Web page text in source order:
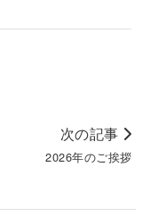
次の記事
2026年のご挨拶